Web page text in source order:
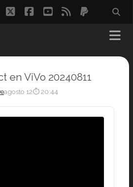
twitterfacebook
youtube
rss paypal
en ViVo 20240811
agosto 12⏱ 20:44